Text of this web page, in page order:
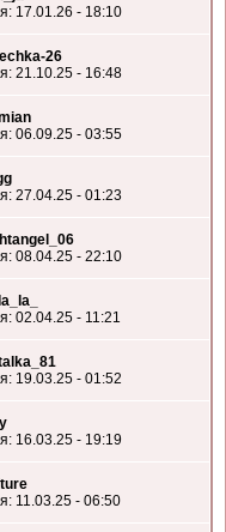
17.01.26 - 18:10
26
21.10.25 - 16:48
06.09.25 - 03:55
27.04.25 - 01:23
08.04.25 - 22:10
02.04.25 - 11:21
19.03.25 - 01:52
16.03.25 - 19:19
11.03.25 - 06:50